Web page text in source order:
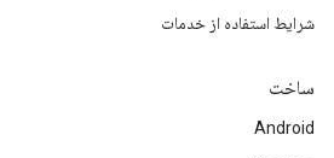
شرایط استفاده از خدمات
ساخت
Android